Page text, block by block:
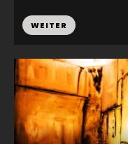
WEITER